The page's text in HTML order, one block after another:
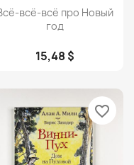
Просмотр
всё-всё про Новый
год
15,48 $
favorite_border